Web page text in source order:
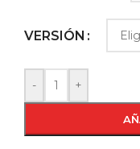
VERSIÓN
- +